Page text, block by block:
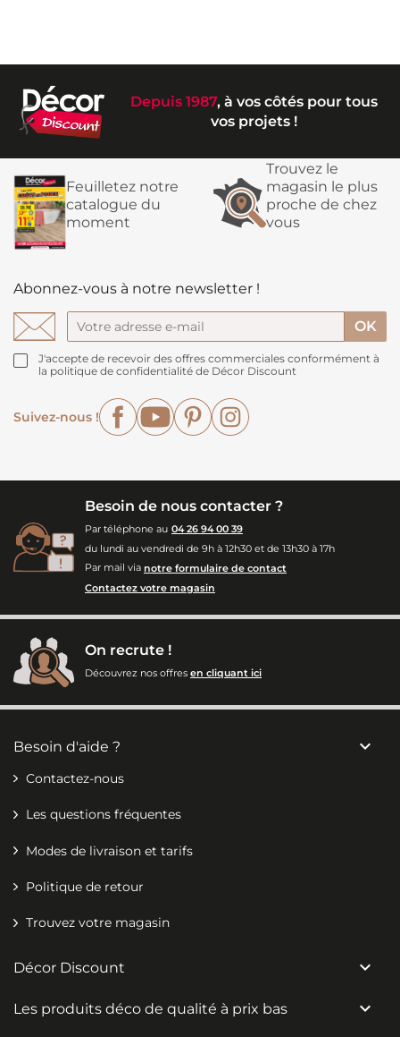
Depuis 1987, à vos côtés pour tous
vos projets !
Feuilletez notre
catalogue du
moment
Trouvez le
magasin le plus
proche de chez
vous
Abonnez-vous à notre newsletter !
J'accepte de recevoir des offres commerciales conformément à
la politique de confidentialité de Décor Discount
Suivez-nous !
FacebookYouTubePinterest
Besoin de nous contacter ?
Par téléphone au 04 26 94 00 39
du lundi au vendredi de 9h à 12h30 et de 13h30 à 17h
Par mail via notre formulaire de contact
Contactez votre magasin
On recrute !
Découvrez nos offres en cliquant ici
Besoin d'aide ? 
Contactez-nous
Les questions fréquentes
Modes de livraison et tarifs
Politique de retour
Trouvez votre magasin
Décor Discount 
Les produits déco de qualité à prix bas 